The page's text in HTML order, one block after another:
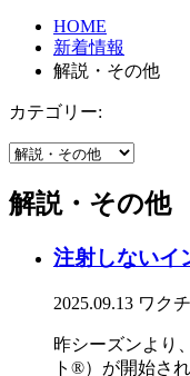
HOME
新着情報
解説・その他
カテゴリー:
解説・その他
注射しないイ
2025.09.13 ワク
昨シーズンより
ト®）が開始さ